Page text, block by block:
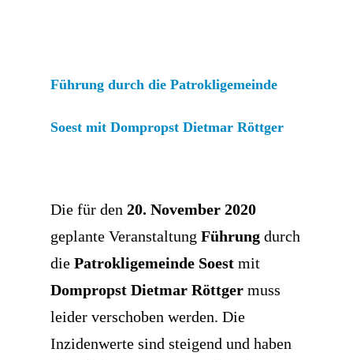
Führung durch die Patrokligemeinde
Soest mit Dompropst Dietmar Röttger
Die für den 20. November 2020
geplante Veranstaltung Führung durch
die Patrokligemeinde Soest mit
Dompropst Dietmar Röttger muss
leider verschoben werden. Die
Inzidenwerte sind steigend und haben